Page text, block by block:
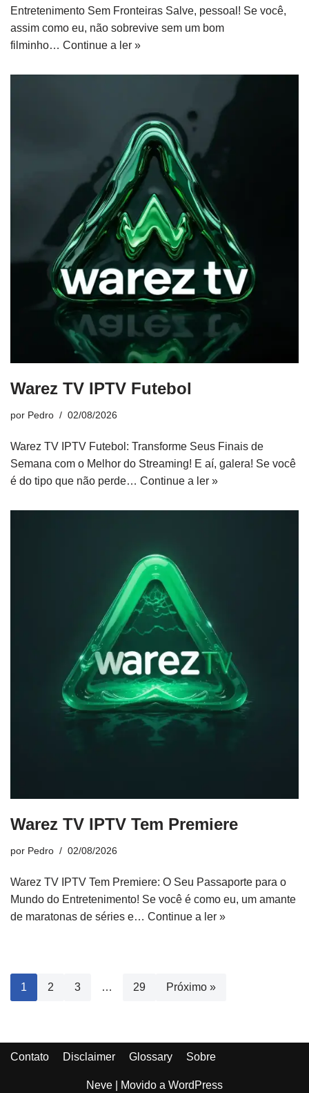
Entretenimento Sem Fronteiras Salve, pessoal! Se você,
assim como eu, não sobrevive sem um bom
filminho… Continue a ler »
Warez TV IPTV Futebol
por Pedro 02/08/2026
Warez TV IPTV Futebol: Transforme Seus Finais de
Semana com o Melhor do Streaming! E aí, galera! Se você
é do tipo que não perde… Continue a ler »
Warez TV IPTV Tem Premiere
por Pedro 02/08/2026
Warez TV IPTV Tem Premiere: O Seu Passaporte para o
Mundo do Entretenimento! Se você é como eu, um amante
de maratonas de séries e… Continue a ler »
1 2 3 … 29 Próximo »
Contato Disclaimer Glossary Sobre
Neve | Movido a WordPress